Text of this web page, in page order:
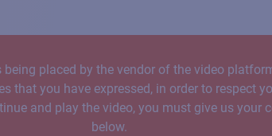
placed by the vendor of the video
that you have expressed, in order to respect
and play the video, you must give us your
below.